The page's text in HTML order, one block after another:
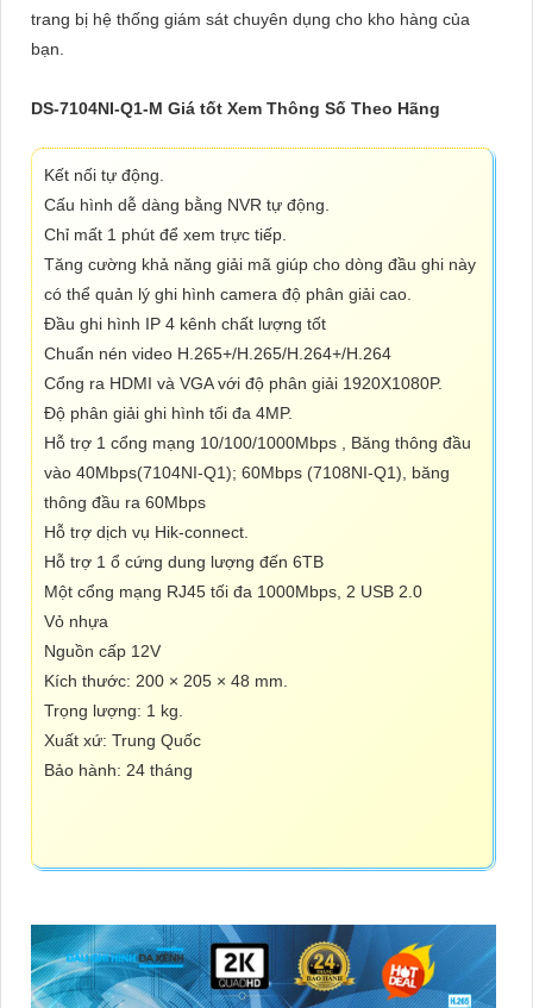
trang bị hệ thống giám sát chuyên dụng cho kho hàng của
bạn.
DS-7104NI-Q1-M Giá tốt Xem Thông Số Theo Hãng
Kết nối tự động.
Cấu hình dễ dàng bằng NVR tự động.
Chỉ mất 1 phút để xem trực tiếp.
Tăng cường khả năng giải mã giúp cho dòng đầu ghi này
có thể quản lý ghi hình camera độ phân giải cao.
Đầu ghi hình IP 4 kênh chất lượng tốt
Chuẩn nén video H.265+/H.265/H.264+/H.264
Cổng ra HDMI và VGA với độ phân giải 1920X1080P.
Độ phân giải ghi hình tối đa 4MP.
Hỗ trợ 1 cổng mạng 10/100/1000Mbps , Băng thông đầu
vào 40Mbps(7104NI-Q1); 60Mbps (7108NI-Q1), băng
thông đầu ra 60Mbps
Hỗ trợ dịch vụ Hik-connect.
Hỗ trợ 1 ổ cứng dung lượng đến 6TB
Một cổng mạng RJ45 tối đa 1000Mbps, 2 USB 2.0
Vỏ nhựa
Nguồn cấp 12V
Kích thước: 200 × 205 × 48 mm.
Trọng lượng: 1 kg.
Xuất xứ: Trung Quốc
Bảo hành: 24 tháng